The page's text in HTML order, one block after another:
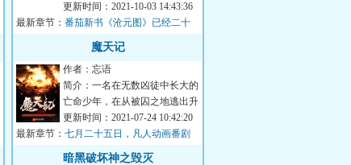
部族纪氏。这里，有夸父逐
日……有后羿射金乌...
更新时间：2021-10-03 14:43:36
最新章节： 番茄新书《沧元图》已经二十
多万字，可以看啦！
魔天记
作者：忘语
简介：一名在无数凶徒中长大的
亡命少年，在从被囚之地逃出升
天后，又机缘巧合下另换身份，
进入某一修炼宗...
更新时间：2021-07-24 10:42:20
最新章节： 七月二十五日，凡人动画番剧
开始播放了哦！
暗黑破坏神之毁灭